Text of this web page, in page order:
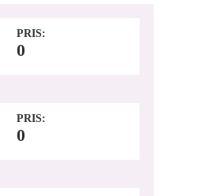
PRIS
0
PRIS
0